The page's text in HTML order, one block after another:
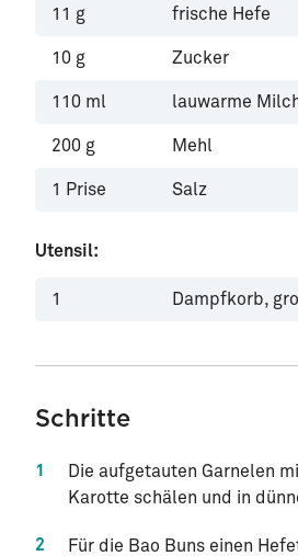
11 g frische Hefe
10 g Zucker
110 ml lauwarme
200 g Mehl
1 Prise Salz
Utensil:
1 Dampfkorb,
Schritte
1
Die aufgetauten Garnelen
Karotte schälen und in
2
Für die Bao Buns einen